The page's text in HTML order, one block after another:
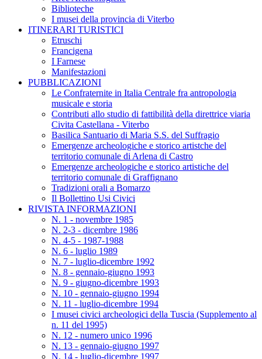
Biblioteche
I musei della provincia di Viterbo
ITINERARI TURISTICI
Etruschi
Francigena
I Farnese
Manifestazioni
PUBBLICAZIONI
Le Confraternite in Italia Centrale fra antropologia
musicale e storia
Contributi allo studio di fattibilità della direttrice viaria
Civita Castellana - Viterbo
Basilica Santuario di Maria S.S. del Suffragio
Emergenze archeologiche e storico artistche del
territorio comunale di Arlena di Castro
Emergenze archeologiche e storico artistiche del
territorio comunale di Graffignano
Tradizioni orali a Bomarzo
Il Bollettino Usi Civici
RIVISTA INFORMAZIONI
N. 1 - novembre 1985
N. 2-3 - dicembre 1986
N. 4-5 - 1987-1988
N. 6 - luglio 1989
N. 7 - luglio-dicembre 1992
N. 8 - gennaio-giugno 1993
N. 9 - giugno-dicembre 1993
N. 10 - gennaio-giugno 1994
N. 11 - luglio-dicembre 1994
I musei civici archeologici della Tuscia (Supplemento al
n. 11 del 1995)
N. 12 - numero unico 1996
N. 13 - gennaio-giugno 1997
N. 14 - luglio-dicembre 1997